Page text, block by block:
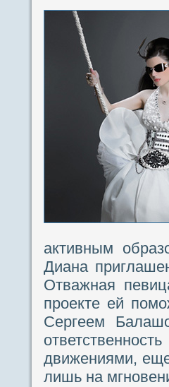
активным
Диана
Отважная
проекте ей
Сергеем
движениями,
лишь на